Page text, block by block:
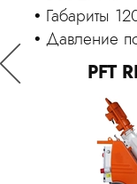
Я
Габариты
Давление
PFT